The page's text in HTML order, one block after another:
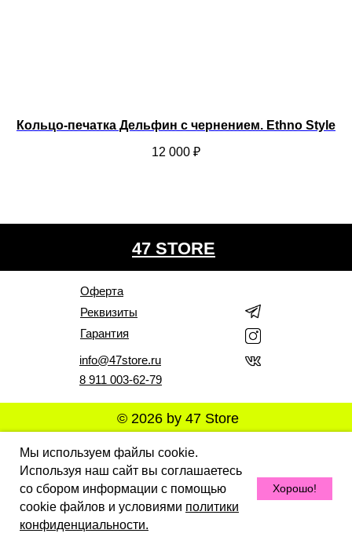
Мы используем файлы cookie.
Используя наш сайт вы соглашаетесь
со сбором информации с помощью
cookie файлов и условиями политики
конфиденциальности.
Хорошо!
Кольцо-печатка Дельфин с чернением. Ethno Style
12 000 ₽
info@47store.ru
© 2026 by 47 Store
Оферта
Реквизиты
Гарантия
47 STORE
Все права защищены. Полное или частичное
копирование материалов Сайта в коммерческих целях
разрешено только с письменного разрешения
виновные лица могут быть привлечены к
ответственности в соответствии с действующим
законодательством Российской Федерации.
8 911 003-62-79